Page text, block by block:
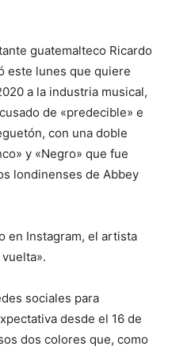
guatemalteco Ricardo
este lunes que quiere
a la industria musical,
de «predecible» e
con una doble
y «Negro» que fue
londinenses de Abbey
en Instagram, el artista
sociales para
desde el 16 de
dos colores que, como